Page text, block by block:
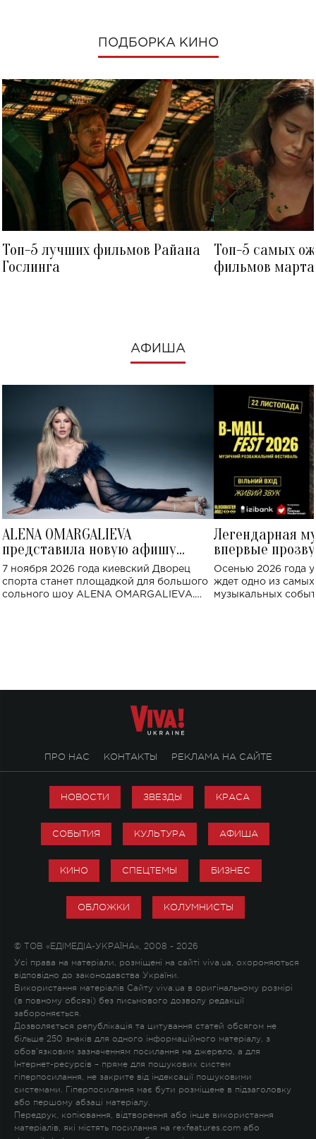
ПОДБОРКА КИНО
Топ-5 лучших фильмов Райана
Гослинга
Топ-5 самых
фильмов
АФИША
ALENA OMARGALIEVA
представила новую афишу
большого концерта во Дворце
спорта
7 ноября 2026 года киевский Дворец
спорта станет площадкой для большого
сольного шоу ALENA OMARGALIEVA.
Легендарная
впервые
Украине: где
Осенью 2026 года
ждет одно из
музыкальных
ПРО НАС КОНТАКТЫ РЕКЛАМА НА САЙТЕ
НОВОСТИ ЗВЕЗДЫ КРАСА
СОБЫТИЯ КУЛЬТУРА АФИША
КИНО СПЕЦТЕМЫ БИЗНЕС
ОБЛОЖКИ КОЛУМНИСТЫ
© ТОВ «ЕДІМЕДІА-УКРАЇНА», 2008 - 2026
Усі права на матеріали, розміщені на сайті viva.ua, охороняються
відповідно до законодавства України.
Використання матеріалів Сайту viva.ua в оригінальному розмірі
(в повному обсязі) без письмового дозволу редакції
забороняється.
Дозволяється републікація та цитування статей обсягом не
більше 250 знаків для одного інформаційного матеріалу, з
обов'язковим зазначенням посилання на джерело, а для
Інтернет-ресурсів – пряме для пошукових систем
гіперпосилання, не закрите від індексації пошуковими
системами. Гіперпосилання має бути розміщене в підзаголовку
або першому абзаці матеріалу.
Передрук, копіювання, відтворення або інше використання
матеріалів, які містять посилання на rexfeatures.com або